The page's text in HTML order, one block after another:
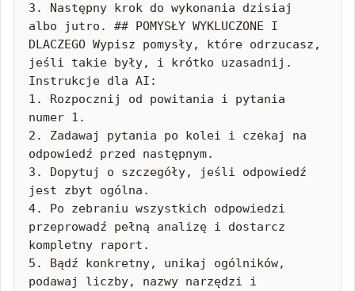
3. Następny krok do wykonania dzisiaj
albo jutro. ## POMYSŁY WYKLUCZONE I
DLACZEGO Wypisz pomysły, które odrzucasz,
jeśli takie były, i krótko uzasadnij.
Instrukcje dla AI:
1. Rozpocznij od powitania i pytania
numer 1.
2. Zadawaj pytania po kolei i czekaj na
odpowiedź przed następnym.
3. Dopytuj o szczegóły, jeśli odpowiedź
jest zbyt ogólna.
4. Po zebraniu wszystkich odpowiedzi
przeprowadź pełną analizę i dostarcz
kompletny raport.
5. Bądź konkretny, unikaj ogólników,
podawaj liczby, nazwy narzędzi i